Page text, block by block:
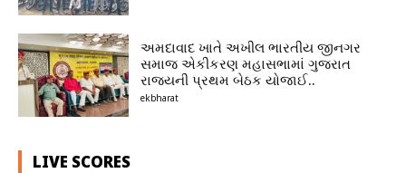
અમદાવાદ ખાતે અખીલ ભારતીય જીનગર
સમાજ એકીકરણ મહાસભામાં ગુજરાત
રાજ્યની પ્રથમ બેઠક યોજાઈ..
ekbharat
LIVE SCORES